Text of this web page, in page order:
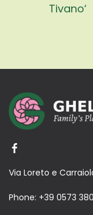
Tivano‘
Via Loreto e
Phone: +39 0573